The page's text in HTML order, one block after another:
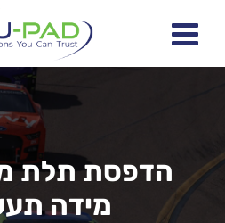
הדפסת תלת
מידה